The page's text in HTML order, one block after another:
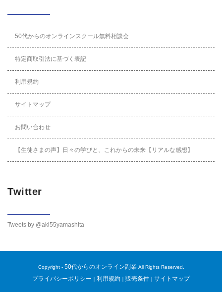
50代からのオンラインスクール無料相談会
特定商取引法に基づく表記
利用規約
サイトマップ
お問い合わせ
【生徒さまの声】日々の学びと、これからの未来【リアルな感想】
Twitter
Tweets by @aki55yamashita
Copyright - 50代からのオンライン副業All Rights Reserved.
プライバシーポリシー ｜ 利用規約 ｜ 販売条件 ｜ サイトマップ